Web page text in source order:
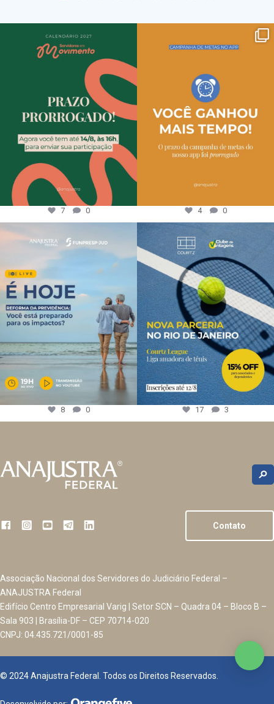
7 0 4 0
8 0 17 3
Contato
Associação Nacional dos Servidores do Judiciário Federal –
ANAJUSTRA Federal
Edifício Centro Empresarial Varig | Setor SCN – Quadra 04 – Bloco B –
Sala 903 | Brasília-DF – CEP 70714-020
CNPJ: 04.435.721/0001-85
© 2024 Anajustra Federal. Todos os Direitos Reservados.